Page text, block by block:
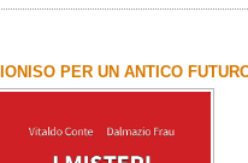
PER UN ANTICO